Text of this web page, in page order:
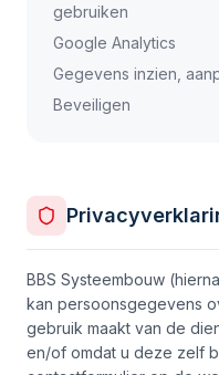
gebruiken
Google Analytics
Gegevens inzien,
Beveiligen
BBS Systeembouw
kan persoonsgegevens
gebruik maakt van de
en/of omdat u deze zelf